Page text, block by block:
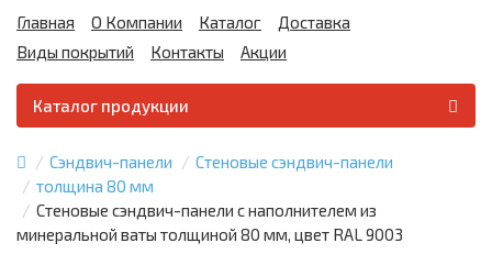
Главная О Компании Каталог
Доставка
Виды покрытий
Контакты Акции
Каталог продукции
Сэндвич-панели
Стеновые сэндвич-панели
толщина 80 мм
Стеновые сэндвич-панели с наполнителем из
минеральной ваты толщиной 80 мм, цвет RAL 9003